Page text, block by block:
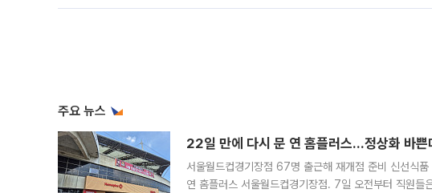
주요 뉴스
22일 만에 다시 문 연 홈플러스…정상화 바쁜
서울월드컵경기장점 67명 출근해 재개점 준비 신선식
연 홈플러스 서울월드컵경기장점. 7일 오전부터 직원